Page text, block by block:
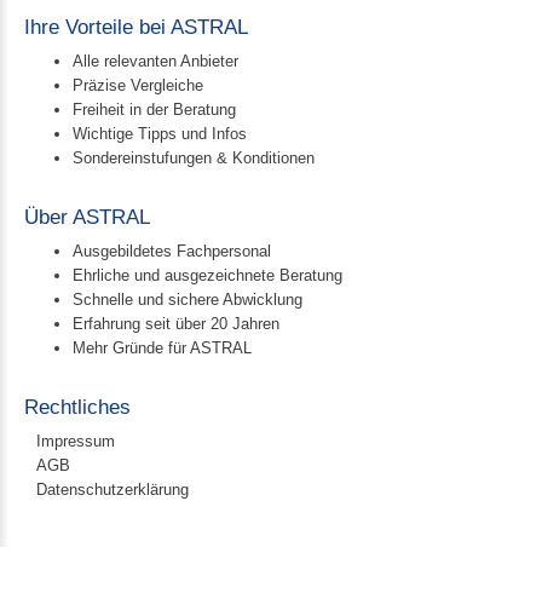
Ihre Vorteile bei ASTRAL
Alle relevanten Anbieter
Präzise Vergleiche
Freiheit in der Beratung
Wichtige Tipps und Infos
Sondereinstufungen & Konditionen
Über ASTRAL
Ausgebildetes Fachpersonal
Ehrliche und ausgezeichnete Beratung
Schnelle und sichere Abwicklung
Erfahrung seit über 20 Jahren
Mehr Gründe für ASTRAL
Rechtliches
Impressum
AGB
Datenschutzerklärung